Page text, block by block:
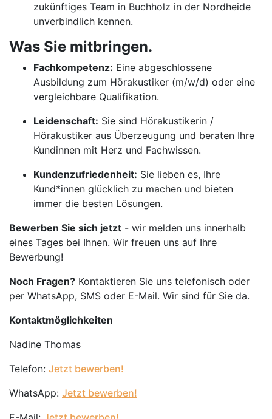
zukünftiges Team in Buchholz in der Nordheide
unverbindlich kennen.
Was Sie mitbringen.
Fachkompetenz: Eine abgeschlossene
Ausbildung zum Hörakustiker (m/w/d) oder eine
vergleichbare Qualifikation.
Leidenschaft: Sie sind Hörakustikerin /
Hörakustiker aus Überzeugung und beraten Ihre
Kundinnen mit Herz und Fachwissen.
Kundenzufriedenheit: Sie lieben es, Ihre
Kund*innen glücklich zu machen und bieten
immer die besten Lösungen.
Bewerben Sie sich jetzt - wir melden uns innerhalb
eines Tages bei Ihnen. Wir freuen uns auf Ihre
Bewerbung!
Noch Fragen? Kontaktieren Sie uns telefonisch oder
per WhatsApp, SMS oder E-Mail. Wir sind für Sie da.
Kontaktmöglichkeiten
Nadine Thomas
Telefon: Jetzt bewerben!
WhatsApp: Jetzt bewerben!